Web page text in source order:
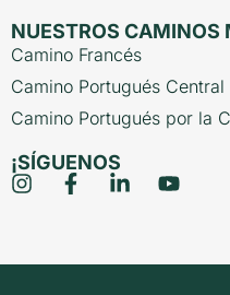
NUESTROS CAMINOS
Camino Francés
Camino Portugués Central
Camino Portugués por la
¡SÍGUENOS